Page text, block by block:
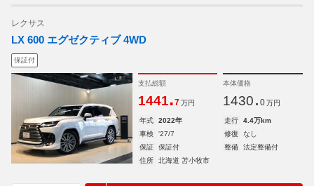
レクサス
LX 600 エグゼクティブ 4WD
保証付
支払総額
1441.7 万円
本体価格
1430. 0 万円
年式 2022年 走行
4.4万km
車検
'27/7 修復
なし
保証
保証付 整備
法定整備付
住所
北海道 苫小牧市